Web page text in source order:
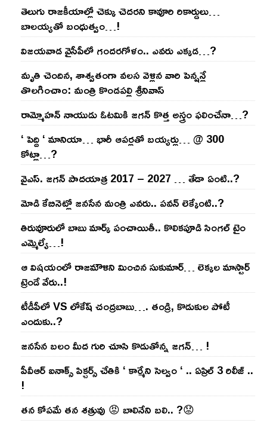
తెలుగు రాజ‌కీయాల్లో చెక్కు చెద‌ర‌ని కావూరి రికార్డులు…
బాల‌య్యతో బంధుత్వం…!
విజ‌య‌వాడ వైసీపీలో గంద‌ర‌గోళం.. ఎవ‌రు ఎక్క‌డ‌…?
మృతి చెందిన, శాశ్వతంగా వలస వెళ్లిన వారి పెన్ష‌న్లే
తొల‌గించాం: మంత్రి కొండపల్లి శ్రీనివాస్
రామ్మోహ‌న్ నాయుడు ఓట‌మికి జ‌గ‌న్ కొత్త అస్త్రం ఫ‌లించేనా…?
‘ పెద్ది ‘ మానియా… భారీ ఆప‌ర్ల‌తో బ‌య్య‌ర్లు… @ 300
కోట్లా…?
వైఎస్‌. జ‌గ‌న్ పాద‌యాత్ర 2017 – 2027 … తేడా ఏంటి..?
మోడి కేబినెట్లో జ‌నసేన మంత్రి ఎవ‌రు.. ప‌వ‌న్ లెక్కేంటి..?
తిరువూరులో బాబు మార్క్ పంచాయితీ.. కొలిక‌పూడి సింగ‌ల్ టైం
ఎమ్మెల్యే…!
ఆ విష‌యంలో రాజ‌మౌళిని మించిన సుకుమార్‌… లెక్క‌ల మాస్టార్
ట్రెండే వేరు..!
టీడీపీలో VS లోకేష్ చంద్ర‌బాబు…. తండ్రి, కొడుకుల పోటీ
ఎందుకు..?
జ‌న‌సేన బ‌లం మీద గురి చూసి కొడుతోన్న జ‌గ‌న్‌… !
పీవీఆర్ ఐనాక్స్ పిక్చర్స్ చేతికి ‘ కార్మేని సెల్వం ‘ .. ఏప్రిల్ 3 రిలీజ్ ..
!
తన కోపమే తన శత్రువు 😡 బాలినేని బలి.. ?😟